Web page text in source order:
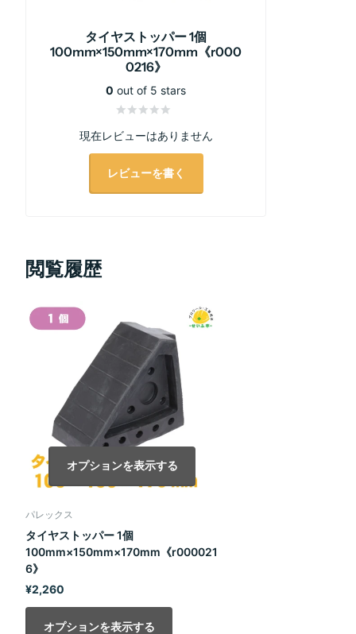
タイヤストッパー 1個
100mm×150mm×170mm《r000
0216》
0 out of 5 stars
現在レビューはありません
レビューを書く
閲覧履歴
オプションを表示する
パレックス
タイヤストッパー 1個
100mm×150mm×170mm《r000021
6》
¥2,260
オプションを表示する